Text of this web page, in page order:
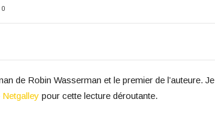
0
de Robin Wasserman et le premier de l’auteure. Je
Netgalley pour cette lecture déroutante.